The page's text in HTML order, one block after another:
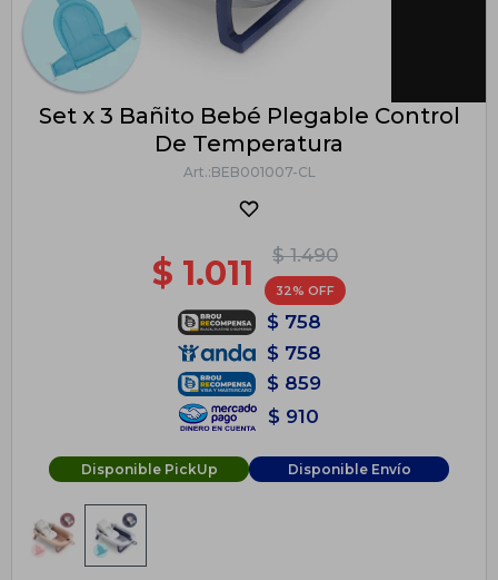
Set x 3 Bañito Bebé Plegable Control
De Temperatura
BEB001007-CL
$ 1.490
$ 1.011 32
$ 758
$ 758
$ 859
$ 910
Disponible PickUp Disponible Envío